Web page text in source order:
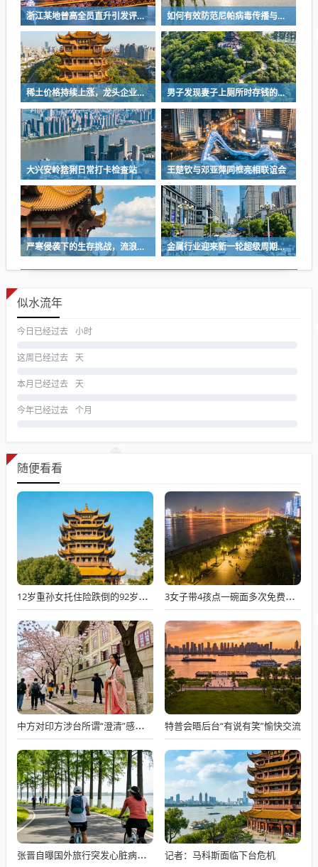
浙江某地普高全员直升引发评论热议 如何有效防范尼帕病毒传播与感染？
稀土价格持续上涨，龙头企业成功扭亏为盈 男子发现妻子上厕所时存钱的秘密，每天存下千元的习惯
大兴安岭猞猁日常打卡检查站 王楚钦与邓亚萍同框亮相联谊会
严寒侵袭下的生存挑战，流浪汉依赖木板与破旧衣物维生 金属行业迎来新一轮超级周期的机会与挑战
似水流年
今日已经过去 小时
这周已经过去 天
本月已经过去 天
今年已经过去 个月
随便看看
12岁重孙女托住险跌倒的92岁太爷爷 3女子带4孩点一碗面多次免费续面
中方对印方涉台所谓“澄清”感到意外 特普会晤后台“有说有笑”愉快交流
张晋自曝国外旅行突发心脏病险丧命 记者：马科斯面临下台危机